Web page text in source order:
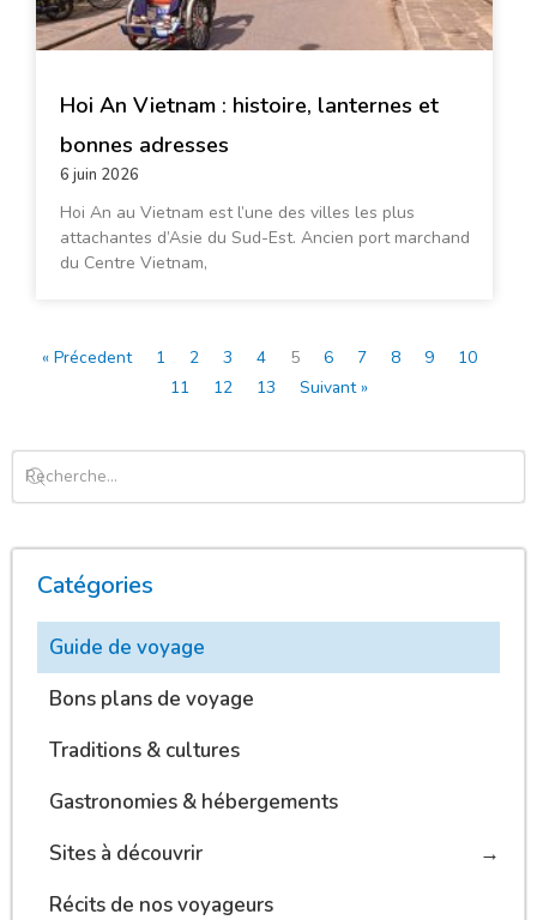
Hoi An Vietnam : histoire, lanternes et
bonnes adresses
6 juin 2026
Hoi An au Vietnam est l’une des villes les plus
attachantes d’Asie du Sud-Est. Ancien port marchand
du Centre Vietnam,
« Précedent 1 2 3 4 5 6 7 8 9
10
11
12 13 Suivant »
Catégories
Guide de voyage
Bons plans de voyage
Traditions & cultures
Gastronomies & hébergements
Sites à découvrir
Récits de nos voyageurs